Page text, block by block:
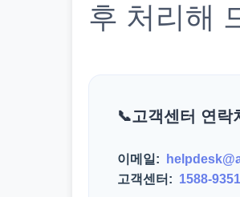
후 처리해
고객센터 연락
이메일:
고객센터: 1588-9351